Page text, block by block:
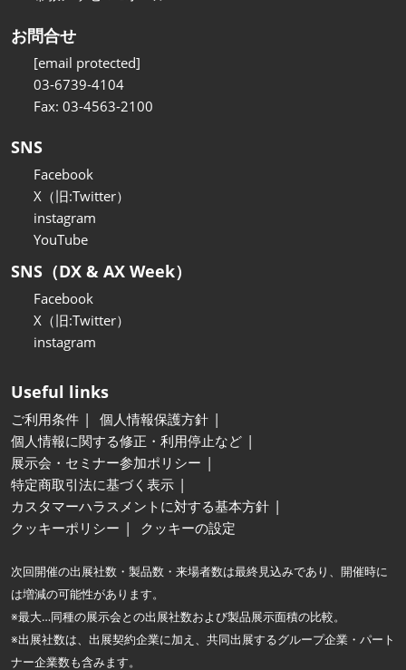
お問合せ
[email protected]
03-6739-4104
Fax: 03-4563-2100
SNS
Facebook
X（旧:Twitter）
instagram
YouTube
SNS（DX & AX Week）
Facebook
X（旧:Twitter）
instagram
Useful links
ご利用条件
個人情報保護方針
個人情報に関する修正・利用停止など
展示会・セミナー参加ポリシー
特定商取引法に基づく表示
カスタマーハラスメントに対する基本方針
クッキーポリシー
クッキーの設定
次回開催の出展社数・製品数・来場者数は最終見込みであり、開催時に
は増減の可能性があります。
※最大…同種の展示会との出展社数および製品展示面積の比較。
※出展社数は、出展契約企業に加え、共同出展するグループ企業・パート
ナー企業数も含みます。